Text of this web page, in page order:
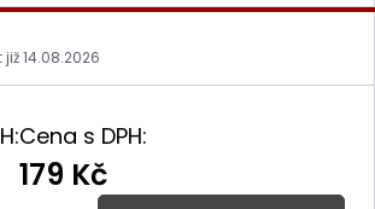
již14.08.2026
Cena s DPH:
179 Kč